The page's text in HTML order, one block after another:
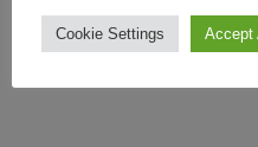
Cookie Settings Accept